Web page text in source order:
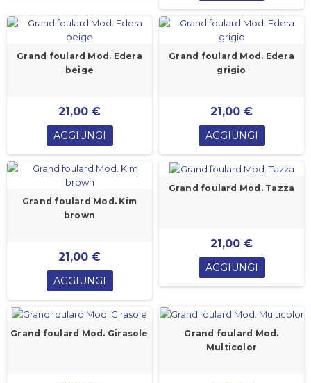
Grand foulard Mod. Edera
beige
21,00 €
AGGIUNGI
Grand foulard Mod. Edera
grigio
21,00 €
AGGIUNGI
Grand foulard Mod. Kim
brown
21,00 €
AGGIUNGI
Grand foulard Mod. Tazza
21,00 €
AGGIUNGI
Grand foulard Mod. Girasole
Grand foulard Mod.
Multicolor